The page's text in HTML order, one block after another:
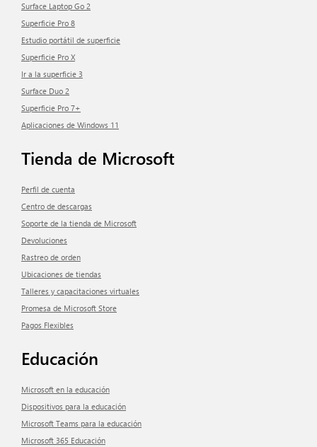
Surface Laptop Go 2
Superficie Pro 8
Estudio portátil de superficie
Superficie Pro X
Ir a la superficie 3
Surface Duo 2
Superficie Pro 7+
Aplicaciones de Windows 11
Tienda de Microsoft
Perfil de cuenta
Centro de descargas
Soporte de la tienda de Microsoft
Devoluciones
Rastreo de orden
Ubicaciones de tiendas
Talleres y capacitaciones virtuales
Promesa de Microsoft Store
Pagos Flexibles
Educación
Microsoft en la educación
Dispositivos para la educación
Microsoft Teams para la educación
Microsoft 365 Educación